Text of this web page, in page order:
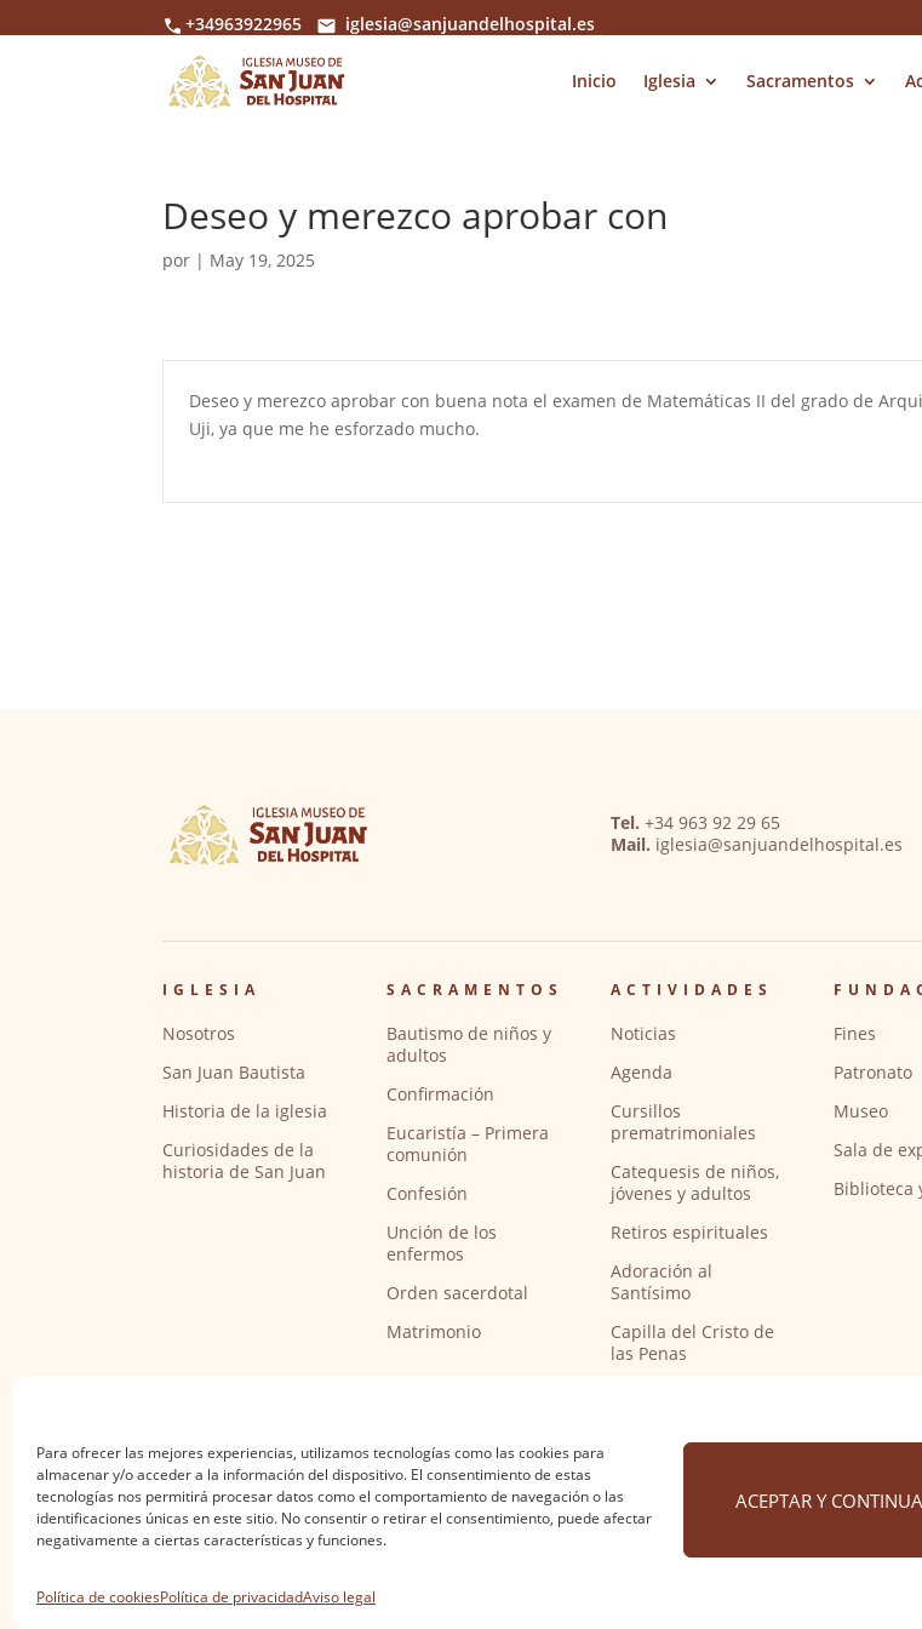
Para ofrecer las mejores experiencias, utilizamos tecnologías como las cookies para
almacenar y/o acceder a la información del dispositivo. El consentimiento de estas
tecnologías nos permitirá procesar datos como el comportamiento de navegación o las
identificaciones únicas en este sitio. No consentir o retirar el consentimiento, puede afectar
negativamente a ciertas características y funciones.
ACEPTAR Y
Política de cookiesPolítica de privacidadAviso legal
+34963922965 iglesia@sanjuandelhospital.es
Inicio Iglesia Sacramentos
Deseo y merezco aprobar con
por | May 19, 2025
Deseo y merezco aprobar con buena nota el examen de Matemáticas II del grado de
Uji, ya que me he esforzado mucho.
Tel. +34 963 92 29 65
Mail. iglesia@sanjuandelhospital.es
IGLESIA
Nosotros
San Juan Bautista
Historia de la iglesia
Curiosidades de la
historia de San Juan
SACRAMENTOS
Bautismo de niños y
adultos
Confirmación
Eucaristía – Primera
comunión
Confesión
Unción de los
enfermos
Orden sacerdotal
Matrimonio
ACTIVIDADES
Noticias
Agenda
Cursillos
prematrimoniales
Catequesis de niños,
jóvenes y adultos
Retiros espirituales
Adoración al
Santísimo
Capilla del Cristo de
las Penas
peregrinos del
Fines
Patronato
Museo
Sala de
Biblioteca
Aviso legal· Política de privacidad